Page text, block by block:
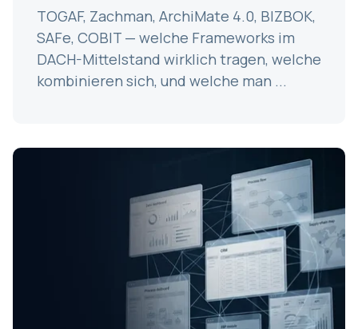
TOGAF, Zachman, ArchiMate 4.0, BIZBOK,
SAFe, COBIT — welche Frameworks im
DACH-Mittelstand wirklich tragen, welche
kombinieren sich, und welche man ...